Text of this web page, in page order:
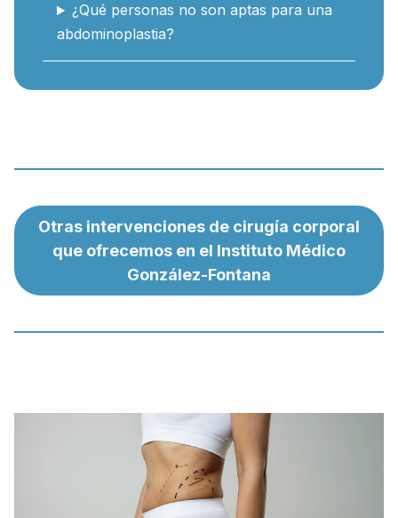
¿Qué personas no son aptas para una
abdominoplastia?
Otras intervenciones de cirugía corporal
que ofrecemos en el Instituto Médico
González-Fontana